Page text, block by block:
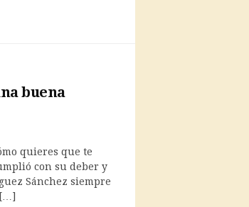
buena
quieres que te
con su deber y
Sánchez siempre